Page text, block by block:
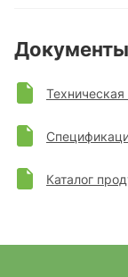
Документы
Каталог